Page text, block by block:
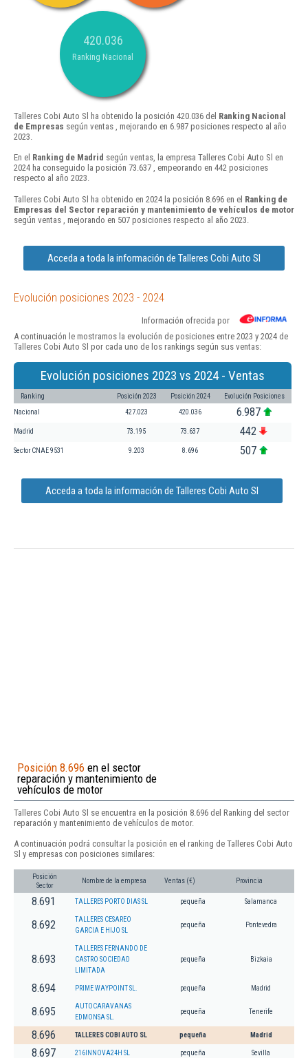
420.036
Ranking Nacional
Talleres Cobi Auto Sl ha obtenido la posición 420.036 del Ranking Nacional
de Empresas según ventas , mejorando en 6.987 posiciones respecto al año
2023.
En el Ranking de Madrid según ventas, la empresa Talleres Cobi Auto Sl en
2024 ha conseguido la posición 73.637 , empeorando en 442 posiciones
respecto al año 2023.
Talleres Cobi Auto Sl ha obtenido en 2024 la posición 8.696 en el Ranking de
Empresas del Sector reparación y mantenimiento de vehículos de motor
según ventas , mejorando en 507 posiciones respecto al año 2023.
Acceda a toda la información de Talleres Cobi Auto Sl
Evolución posiciones 2023 - 2024
Información ofrecida por
A continuación le mostramos la evolución de posiciones entre 2023 y 2024 de
Talleres Cobi Auto Sl por cada uno de los rankings según sus ventas:
Evolución posiciones 2023 vs 2024 - Ventas
Ranking Posición 2023 Posición 2024 Evolución Posiciones
Nacional 427.023 420.036 6.987
Madrid 73.195 73.637 442
Sector CNAE 9531 9.203 8.696 507
Acceda a toda la información de Talleres Cobi Auto Sl
Posición 8.696 en el sector
reparación y mantenimiento de
vehículos de motor
Talleres Cobi Auto Sl se encuentra en la posición 8.696 del Ranking del sector
reparación y mantenimiento de vehículos de motor.
A continuación podrá consultar la posición en el ranking de Talleres Cobi Auto
Sl y empresas con posiciones similares:
Posición
Sector
Nombre de la empresa Ventas (€) Provincia
8.691 TALLERES PORTO DIAS SL pequeña Salamanca
8.692
TALLERES CESAREO
GARCIA E HIJO SL
pequeña Pontevedra
8.693
TALLERES FERNANDO DE
CASTRO SOCIEDAD
LIMITADA
pequeña Bizkaia
8.694 PRIME WAYPOINT SL. pequeña Madrid
8.695
AUTOCARAVANAS
EDMONSA SL.
pequeña Tenerife
8.696 TALLERES COBI AUTO SL pequeña Madrid
8.697 216INNOVA24H SL pequeña Sevilla